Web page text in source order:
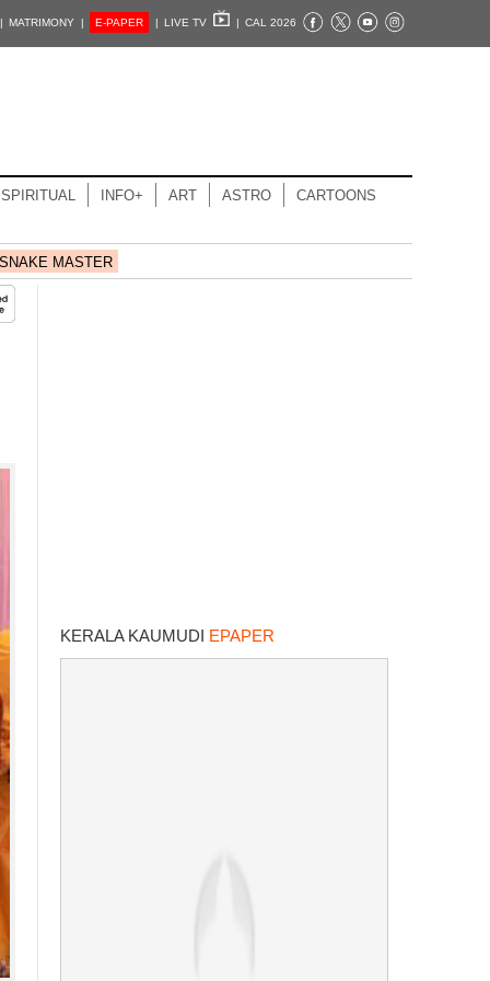
MATRIMONY | E-PAPER | LIVE TV | CAL 2026
SPIRITUAL INFO+ ART ASTRO CARTOONS
MASTER
KERALA KAUMUDI EPAPER